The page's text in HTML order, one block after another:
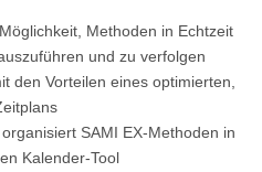
Methoden in Echtzeit
und zu verfolgen
den Vorteilen eines optimierten,
organisiert SAMI EX-Methoden in
Kalender-Tool